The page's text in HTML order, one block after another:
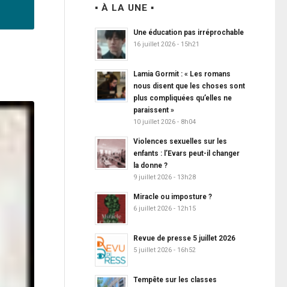
▪ À LA UNE ▪
Une éducation pas irréprochable
16 juillet 2026 - 15h21
Lamia Gormit : « Les romans
nous disent que les choses sont
plus compliquées qu’elles ne
paraissent »
10 juillet 2026 - 8h04
Violences sexuelles sur les
enfants : l’Evars peut-il changer
la donne ?
9 juillet 2026 - 13h28
Miracle ou imposture ?
6 juillet 2026 - 12h15
Revue de presse 5 juillet 2026
5 juillet 2026 - 16h52
Tempête sur les classes